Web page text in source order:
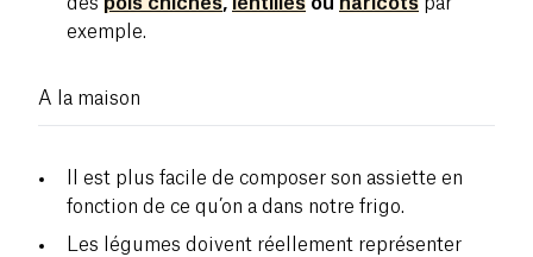
des pois chiches, lentilles ou haricots par
exemple.
A la maison
Il est plus facile de composer son assiette en
fonction de ce qu’on a dans notre frigo.
Les légumes doivent réellement représenter